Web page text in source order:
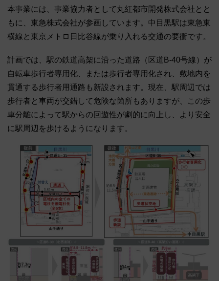
本事業には、事業協力者として丸紅都市開発株式会社とと
もに、東急株式会社が参画しています。中目黒駅は東急東
横線と東京メトロ日比谷線が乗り入れる交通の要衝です。
計画では、駅の鉄道高架に沿った道路（区道B-40号線）が
自転車歩行者専用化、または歩行者専用化され、敷地内を
貫通する歩行者用通路も新設されます。現在、駅周辺では
歩行者と車両が交錯して危険な箇所もありますが、この歩
車分離によって駅からの回遊性が劇的に向上し、より安全
に駅周辺を歩けるようになります。